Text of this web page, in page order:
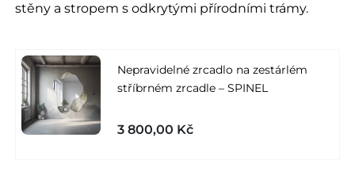
stěny a stropem s odkrytými přírodními trámy.
Nepravidelné zrcadlo na zestárlém
stříbrném zrcadle – SPINEL
3 800,00 Kč